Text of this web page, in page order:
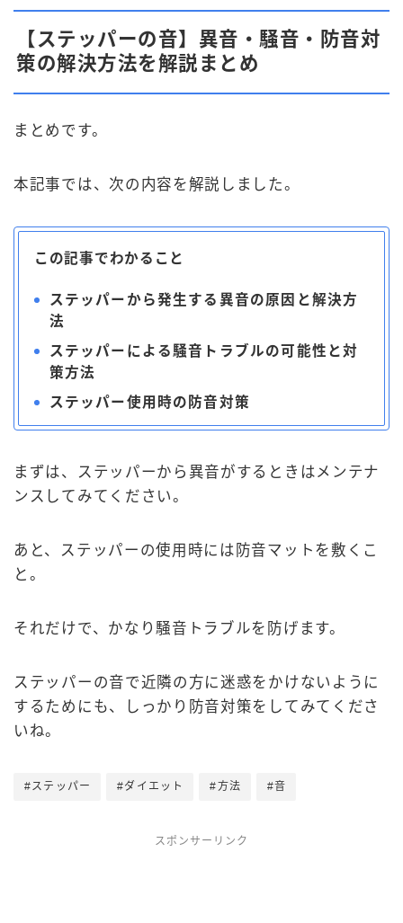
【ステッパーの音】異音・騒音・防音対
策の解決方法を解説まとめ
まとめです。
本記事では、次の内容を解説しました。
この記事でわかること
ステッパーから発生する異音の原因と解決方
法
ステッパーによる騒音トラブルの可能性と対
策方法
ステッパー使用時の防音対策
まずは、ステッパーから異音がするときはメンテナ
ンスしてみてください。
あと、ステッパーの使用時には防音マットを敷くこ
と。
それだけで、かなり騒音トラブルを防げます。
ステッパーの音で近隣の方に迷惑をかけないように
するためにも、しっかり防音対策をしてみてくださ
いね。
#ステッパー #ダイエット #方法 #音
スポンサーリンク